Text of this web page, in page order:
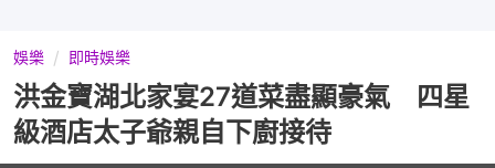
娛樂 即時娛樂
洪金寶湖北家宴27道菜盡顯豪氣 四星
級酒店太子爺親自下廚接待